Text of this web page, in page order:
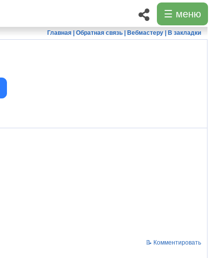
☰ меню
Главная| Обратная связь| Вебмастеру| В закладки
📝 Комментировать